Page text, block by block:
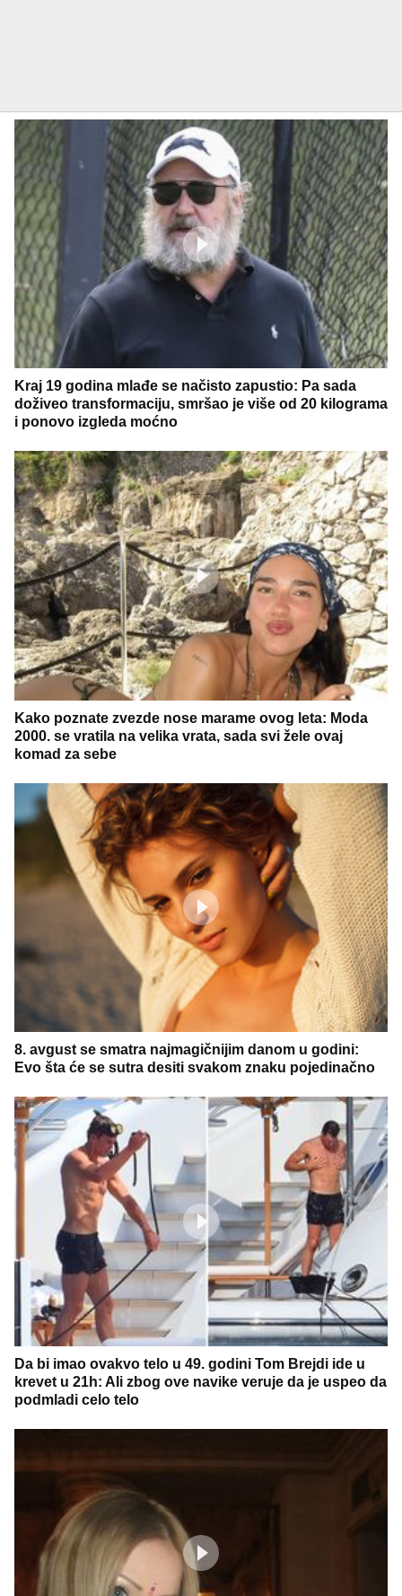
Kraj 19 godina mlađe se načisto zapustio: Pa sada
doživeo transformaciju, smršao je više od 20 kilograma
i ponovo izgleda moćno
Kako poznate zvezde nose marame ovog leta: Moda
2000. se vratila na velika vrata, sada svi žele ovaj
komad za sebe
8. avgust se smatra najmagičnijim danom u godini:
Evo šta će se sutra desiti svakom znaku pojedinačno
Da bi imao ovakvo telo u 49. godini Tom Brejdi ide u
krevet u 21h: Ali zbog ove navike veruje da je uspeo da
podmladi celo telo